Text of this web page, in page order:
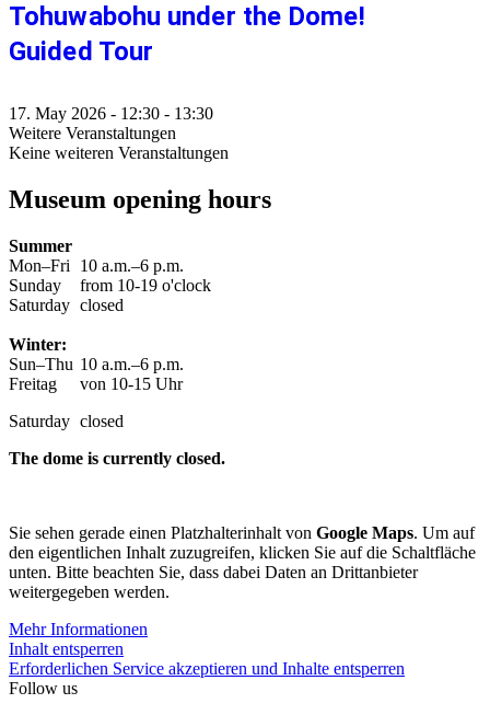
Tohuwabohu under the Dome!
Guided Tour
17. May 2026 - 12:30 - 13:30
Weitere Veranstaltungen
Keine weiteren Veranstaltungen
Museum opening hours
Summer
Mon–Fri
10 a.m.–6 p.m.
Sunday
from 10-19 o'clock
Saturday closed
Winter:
Sun–Thu 10 a.m.–6 p.m.
Freitag
von 10-15 Uhr
Saturday closed
The dome is currently closed.
Sie sehen gerade einen Platzhalterinhalt von Google Maps. Um auf
den eigentlichen Inhalt zuzugreifen, klicken Sie auf die Schaltfläche
unten. Bitte beachten Sie, dass dabei Daten an Drittanbieter
weitergegeben werden.
Mehr Informationen
Inhalt entsperren
Erforderlichen Service akzeptieren und Inhalte entsperren
Follow us